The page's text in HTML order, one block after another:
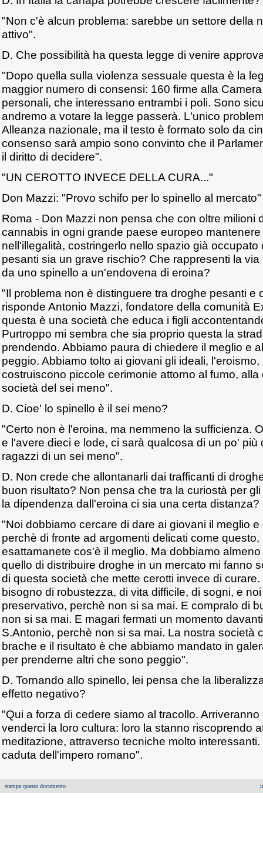
"Non c'è alcun problema: sarebbe un settore della
attivo".
D. Che possibilità ha questa legge di venire
"Dopo quella sulla violenza sessuale questa è la
maggior numero di consensi: 160 firme alla
personali, che interessano entrambi i poli. Sono
andremo a votare la legge passerà. L'unico
Alleanza nazionale, ma il testo è formato solo da
consenso sarà ampio sono convinto che il
il diritto di decidere".
"UN CEROTTO INVECE DELLA CURA..."
Don Mazzi: "Provo schifo per lo spinello al mercato"
Roma - Don Mazzi non pensa che con oltre milioni
cannabis in ogni grande paese europeo
nell'illegalità, costringerlo nello spazio già occupato
pesanti sia un grave rischio? Che rappresenti la
da uno spinello a un'endovena di eroina?
"Il problema non è distinguere tra droghe pesanti e
risponde Antonio Mazzi, fondatore della comunità
questa è una società che educa i figli
Purtroppo mi sembra che sia proprio questa la
prendendo. Abbiamo paura di chiedere il meglio e
peggio. Abbiamo tolto ai giovani gli ideali,
costruiscono piccole cerimonie attorno al fumo,
società del sei meno".
D. Cioe' lo spinello è il sei meno?
"Certo non è l'eroina, ma nemmeno la sufficienza.
e l'avere dieci e lode, ci sarà qualcosa di un po' più
ragazzi di un sei meno".
D. Non crede che allontanarli dai trafficanti di
buon risultato? Non pensa che tra la curiostà per
la dipendenza dall'eroina ci sia una certa distanza?
"Noi dobbiamo cercare di dare ai giovani il meglio
perchè di fronte ad argomenti delicati come
esattamanete cos'è il meglio. Ma dobbiamo
quello di distribuire droghe in un mercato mi fanno
di questa società che mette cerotti invece di
bisogno di robustezza, di vita difficile, di sogni, e
preservativo, perchè non si sa mai. E compralo di
non si sa mai. E magari fermati un momento
S.Antonio, perchè non si sa mai. La nostra società
brache e il risultato è che abbiamo mandato in
per prenderne altri che sono peggio".
D. Tornando allo spinello, lei pensa che la
effetto negativo?
"Qui a forza di cedere siamo al tracollo.
venderci la loro cultura: loro la stanno riscoprendo
meditazione, attraverso tecniche molto
caduta dell'impero romano".
stampa questo documento